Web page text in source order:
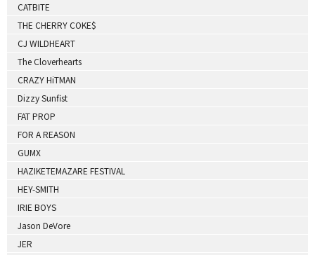
CATBITE
THE CHERRY COKE$
CJ WILDHEART
The Cloverhearts
CRAZY HiTMAN
Dizzy Sunfist
FAT PROP
FOR A REASON
GUMX
HAZIKETEMAZARE FESTIVAL
HEY-SMITH
IRIE BOYS
Jason DeVore
JER